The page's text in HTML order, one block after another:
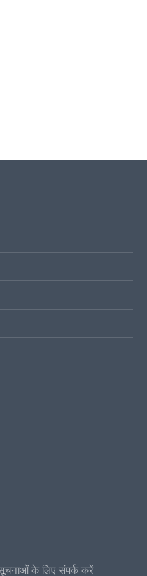
सूचनाओं के लिए संपर्क करें